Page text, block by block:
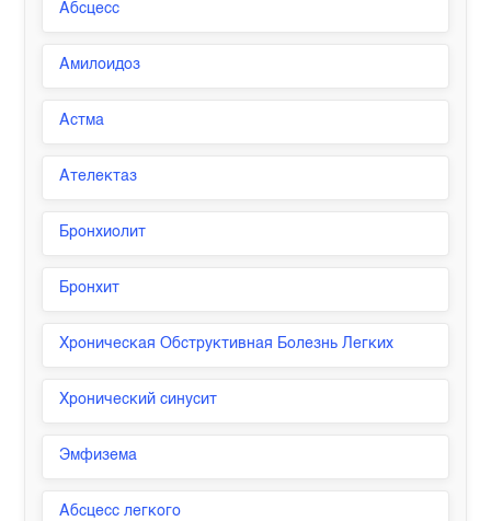
Абсцесс
Амилоидоз
Астма
Ателектаз
Бронхиолит
Бронхит
Хроническая Обструктивная Болезнь Легких
Хронический синусит
Эмфизема
Абсцесс легкого